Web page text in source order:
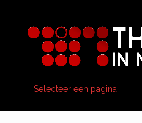
Selecteer een pagina